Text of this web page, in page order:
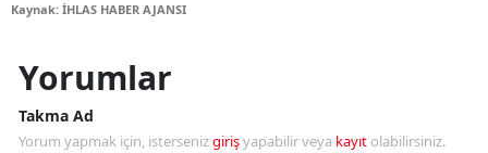
Kaynak: İHLAS HABER AJANSI
Yorumlar
Takma Ad
Yorum yapmak için, istersenizgirişyapabilir veya kayıt olabilirsiniz.